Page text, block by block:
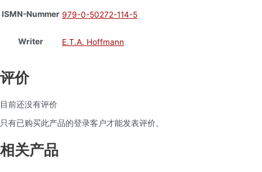
ISMN-Nummer 979-0-50272-114-5
Writer E.T.A. Hoffmann
评价
目前还没有评价
只有已购买此产品的登录客户才能发表评价。
相关产品